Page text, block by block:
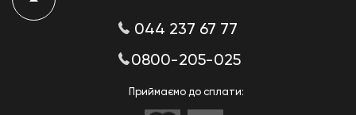
044 237 67 77
0800-205-025
Приймаємо до сплати: